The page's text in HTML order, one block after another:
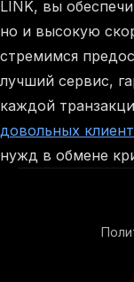
LINK, вы
но и высокую
стремимся
лучший сервис,
каждой
довольных
нужд в обмене